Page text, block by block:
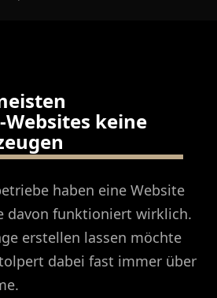
keine
haben eine Website
davon funktioniert wirklich.
erstellen lassen möchte
dabei fast immer über